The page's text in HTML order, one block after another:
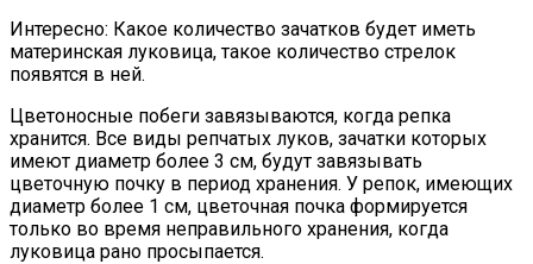
Интересно: Какое количество зачатков будет иметь
материнская луковица, такое количество стрелок
появятся в ней.
Цветоносные побеги завязываются, когда репка
хранится. Все виды репчатых луков, зачатки которых
имеют диаметр более 3 см, будут завязывать
цветочную почку в период хранения. У репок, имеющих
диаметр более 1 см, цветочная почка формируется
только во время неправильного хранения, когда
луковица рано просыпается.